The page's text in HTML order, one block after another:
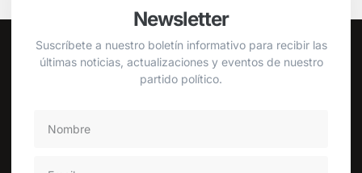
Newsletter
Suscríbete a nuestro boletín informativo para recibir las
últimas noticias, actualizaciones y eventos de nuestro
partido político.